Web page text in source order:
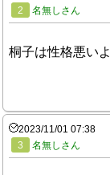
2
名無しさん
桐子は性格悪いよ
2023/11/01 07:38
3
名無しさん